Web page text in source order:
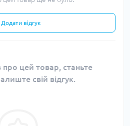
відгук
про цей товар, станьте
свій відгук.